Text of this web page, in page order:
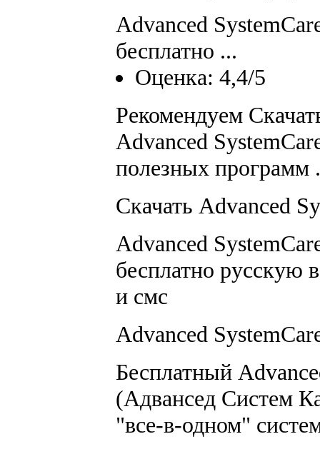
Advanced
бесплатно ...
Оценка: 4,4/5
Рекомендуем
Advanced
полезных программ
Скачать Advanced
Advanced
бесплатно русскую
и смс
Advanced
Бесплатный
(Адвансед Систем
"все-в-одном"